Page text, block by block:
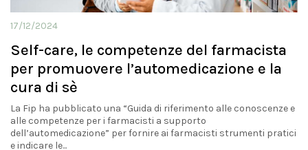
17/12/2024
Self-care, le competenze del farmacista
per promuovere l’automedicazione e la
cura di sè
La Fip ha pubblicato una “Guida di riferimento alle conoscenze e
alle competenze per i farmacisti a supporto
dell’automedicazione” per fornire ai farmacisti strumenti pratici
e indicare le...